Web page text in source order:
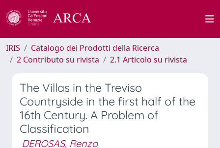
IRIS
Catalogo dei Prodotti della Ricerca
2 Contributo su rivista
2.1 Articolo su rivista
The Villas in the Treviso
Countryside in the first half of the
16th Century. A Problem of
Classification
DEROSAS, Renzo